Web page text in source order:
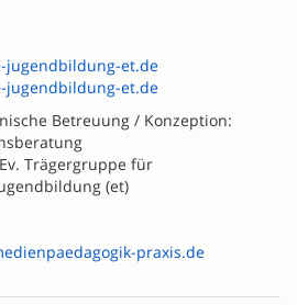
-jugendbildung-et.de
jugendbildung-et.de
Betreuung / Konzeption:
Trägergruppe für
(et)
praxis.de